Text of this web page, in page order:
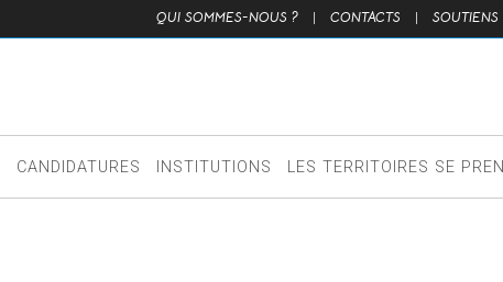
QUI SOMMES-NOUS ? | CONTACTS | SOUTIENS
CANDIDATURES INSTITUTIONS LES TERRITOIRES SE